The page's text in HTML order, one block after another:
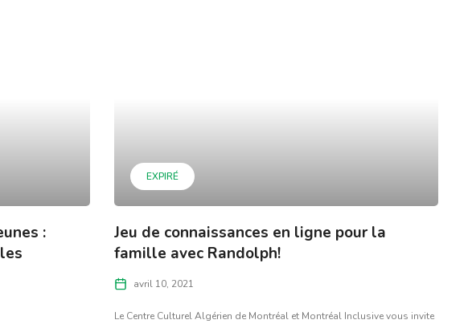
:
EXPIRÉ
Jeu de connaissances en ligne pour la
famille avec Randolph!
avril 10, 2021
Le Centre Culturel Algérien de Montréal et Montréal Inclusive vous invite